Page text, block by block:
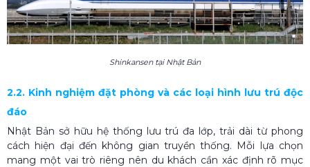
Shinkansen tại Nhật Bản
2.2. Kinh nghiệm đặt phòng và các loại hình lưu trú độc
đáo
Nhật Bản sở hữu hệ thống lưu trú đa lớp, trải dài từ phong
cách hiện đại đến không gian truyền thống. Mỗi lựa chọn
mang một vai trò riêng nên du khách cần xác định rõ mục